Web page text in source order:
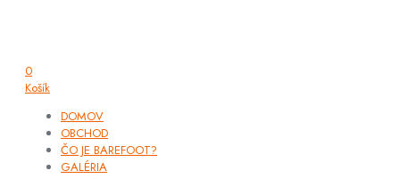
0
Košík
DOMOV
OBCHOD
ČO JE BAREFOOT?
GALÉRIA